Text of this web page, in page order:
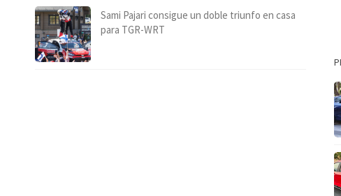
Sami Pajari consigue un doble triunfo en casa
para TGR-WRT